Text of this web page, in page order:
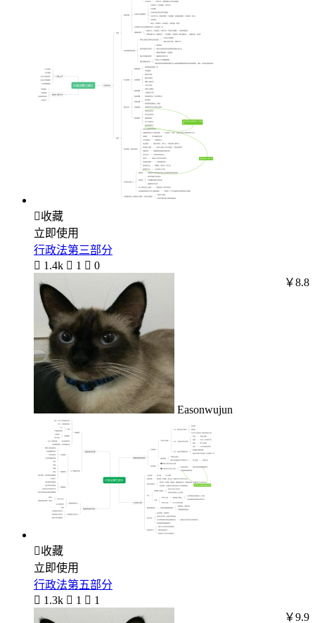
收藏
立即使用
行政法第三部分
 1.4k  1  0
Easonwujun
￥8.8
收藏
立即使用
行政法第五部分
 1.3k  1  1
￥9.9